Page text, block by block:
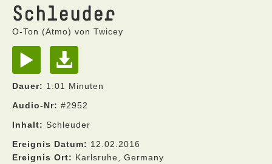
Schleuder
O-Ton (Atmo) von Twicey
Dauer: 1:01 Minuten
Audio-Nr: #2952
Inhalt: Schleuder
Ereignis Datum: 12.02.2016
Ereignis Ort: Karlsruhe, Germany